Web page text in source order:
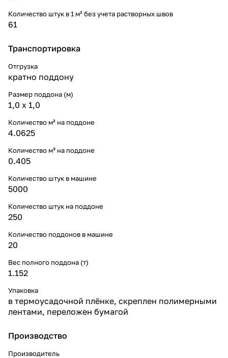
Количество штук в 1 м² без учета растворных швов
61
Транспортировка
Отгрузка
кратно поддону
Размер поддона (м)
1,0 х 1,0
Количество м² на поддоне
4.0625
Количество м³ на поддоне
0.405
Количество штук в машине
5000
Количество штук на поддоне
250
Количество поддонов в машине
20
Вес полного поддона (т)
1.152
Упаковка
в термоусадочной плёнке, скреплен полимерными
лентами, переложен бумагой
Производство
Производитель